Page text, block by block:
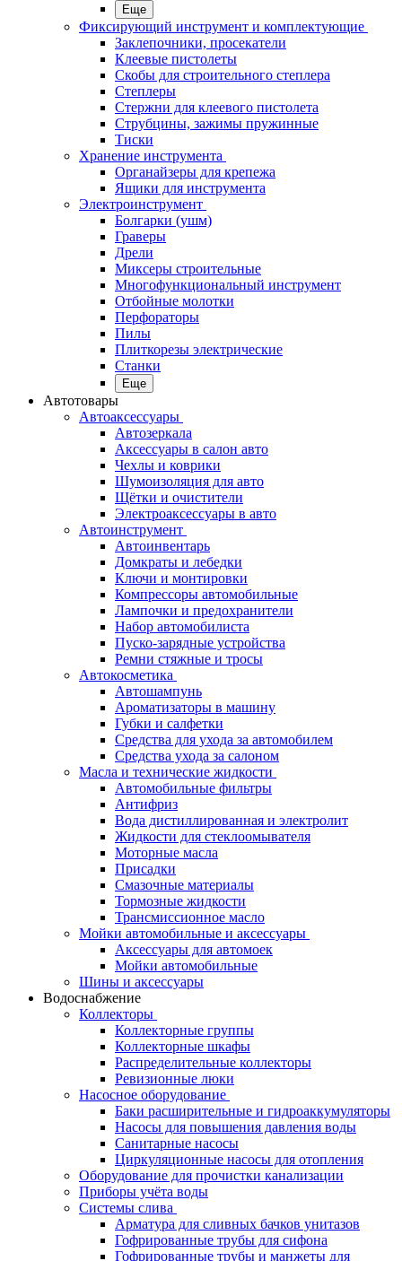
Еще
Фиксирующий инструмент и комплектующие
Заклепочники, просекатели
Клеевые пистолеты
Скобы для строительного степлера
Степлеры
Стержни для клеевого пистолета
Струбцины, зажимы пружинные
Тиски
Хранение инструмента
Органайзеры для крепежа
Ящики для инструмента
Электроинструмент
Болгарки (ушм)
Граверы
Дрели
Миксеры строительные
Многофункциональный инструмент
Отбойные молотки
Перфораторы
Пилы
Плиткорезы электрические
Станки
Еще
Автотовары
Автоаксессуары
Автозеркала
Аксессуары в салон авто
Чехлы и коврики
Шумоизоляция для авто
Щётки и очистители
Электроаксессуары в авто
Автоинструмент
Автоинвентарь
Домкраты и лебедки
Ключи и монтировки
Компрессоры автомобильные
Лампочки и предохранители
Набор автомобилиста
Пуско-зарядные устройства
Ремни стяжные и тросы
Автокосметика
Автошампунь
Ароматизаторы в машину
Губки и салфетки
Средства для ухода за автомобилем
Средства ухода за салоном
Масла и технические жидкости
Автомобильные фильтры
Антифриз
Вода дистиллированная и электролит
Жидкости для стеклоомывателя
Моторные масла
Присадки
Смазочные материалы
Тормозные жидкости
Трансмиссионное масло
Мойки автомобильные и аксессуары
Аксессуары для автомоек
Мойки автомобильные
Шины и аксессуары
Водоснабжение
Коллекторы
Коллекторные группы
Коллекторные шкафы
Распределительные коллекторы
Ревизионные люки
Насосное оборудование
Баки расширительные и гидроаккумуляторы
Насосы для повышения давления воды
Санитарные насосы
Циркуляционные насосы для отопления
Оборудование для прочистки канализации
Приборы учёта воды
Системы слива
Арматура для сливных бачков унитазов
Гофрированные трубы для сифона
Гофрированные трубы и манжеты для